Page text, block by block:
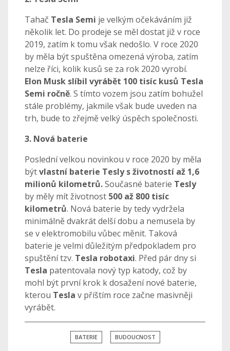
Tahač Tesla Semi je velkým očekáváním již
několik let. Do prodeje se měl dostat již v roce
2019, zatím k tomu však nedošlo. V roce 2020
by měla být spuštěna omezená výroba, zatím
nelze říci, kolik kusů se za rok 2020 vyrobí.
Elon Musk slíbil vyrábět 100 tisíc kusů Tesla
Semi ročně. S tímto vozem jsou zatím bohužel
stále problémy, jakmile však bude uveden na
trh, bude to zřejmě velký úspěch společnosti.
3. Nová baterie
Poslední velkou novinkou v roce 2020 by měla
býtvlastní baterie Tesly s životností až 1,6
milionů kilometrů.Současné baterie Tesly
by měly mít životnost 500 až 800 tisíc
kilometrů. Nová baterie by tedy vydržela
minimálně dvakrát delší dobu a nemusela by
se v elektromobilu vůbec měnit. Taková
baterie je velmi důležitým předpokladem pro
spuštění tzv. Tesla robotaxi. Před pár dny si
Tesla patentovala nový typ katody, což by
mohl být první krok k dosažení nové baterie,
kterou Tesla v příštím roce začne masivněji
vyrábět.
BATERIE BUDOUCNOST